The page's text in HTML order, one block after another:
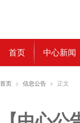
首页 中心新闻
首页 > 信息公告 > 正文